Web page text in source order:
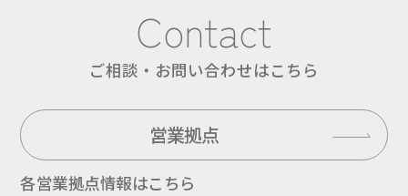
Contact
ご相談・お問い合わせはこちら
営業拠点
各営業拠点情報はこちら